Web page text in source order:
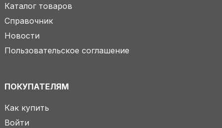
Каталог товаров
Справочник
Новости
Пользовательское соглашение
ПОКУПАТЕЛЯМ
Как купить
Войти